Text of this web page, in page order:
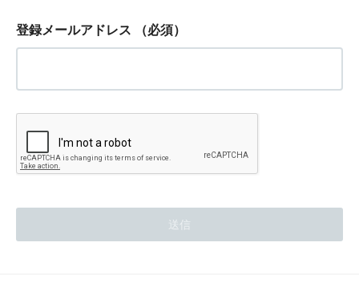
登録メールアドレス （必須）